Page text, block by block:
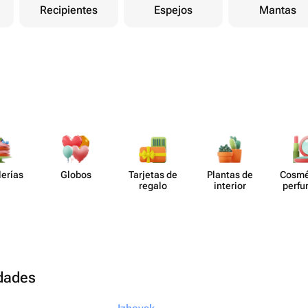
за вашу
Recipientes Espejos Mantas
Globos
Tarjetas de
regalo
Plantas de
interior